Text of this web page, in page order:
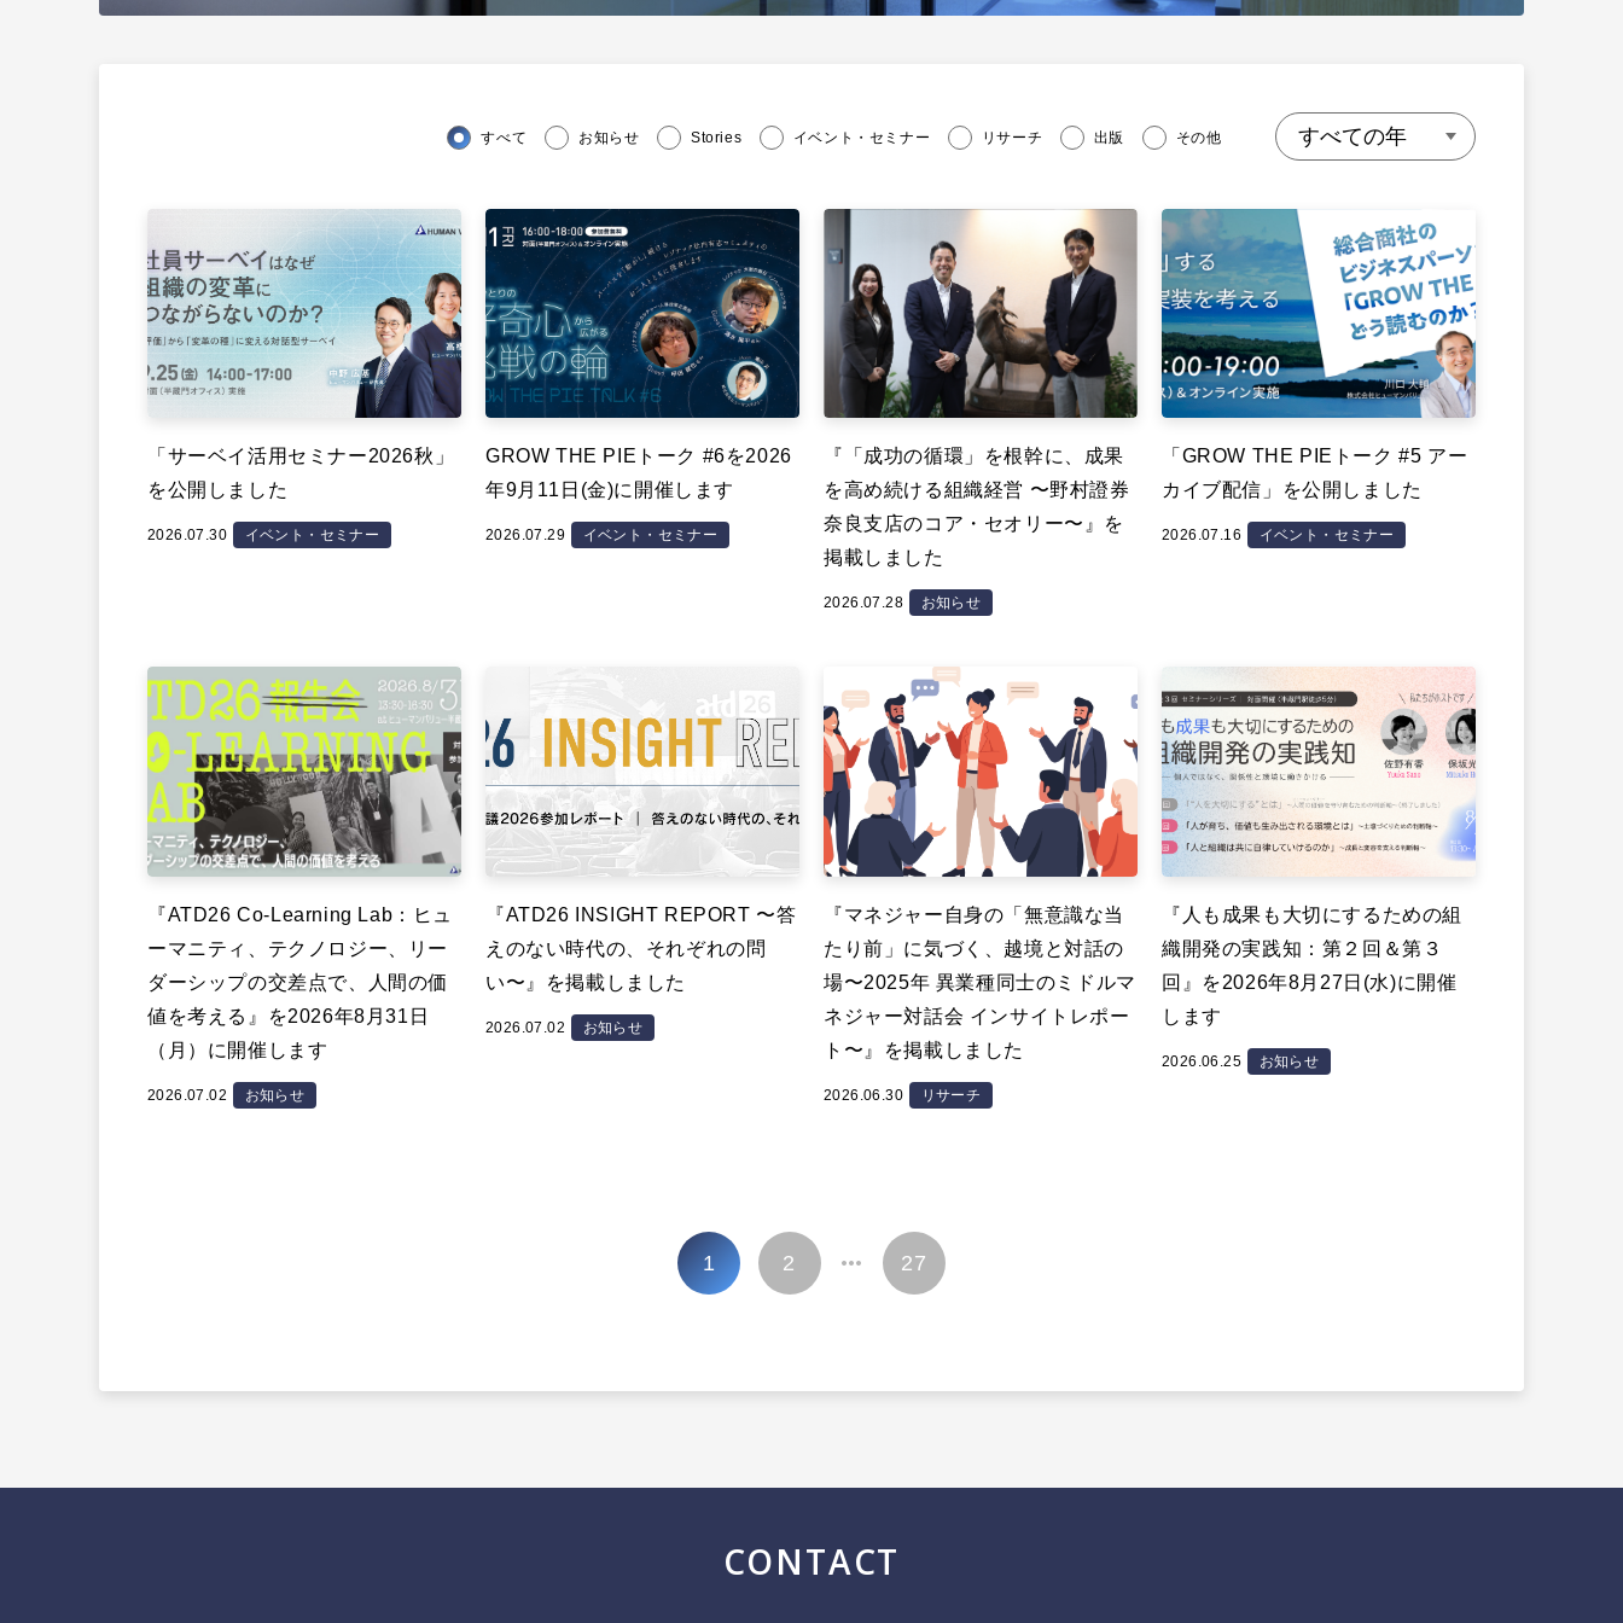
すべて お知らせ Stories イベント・セミナー リサーチ 出版 その他
「サーベイ活用セミナー2026秋」
を公開しました
2026.07.30 イベント・セミナー
GROW THE PIEトーク #6を2026
年9月11日(金)に開催します
2026.07.29 イベント・セミナー
『「成功の循環」を根幹に、成果
を高め続ける組織経営 〜野村證券
奈良支店のコア・セオリー〜』を
掲載しました
2026.07.28 お知らせ
「GROW THE PIEトーク #5 アー
カイブ配信」を公開しました
2026.07.16 イベント・セミナー
『ATD26 Co-Learning Lab：ヒュ
ーマニティ、テクノロジー、リー
ダーシップの交差点で、人間の価
値を考える』を2026年8月31日
（月）に開催します
2026.07.02 お知らせ
『ATD26 INSIGHT REPORT 〜答
えのない時代の、それぞれの問
い〜』を掲載しました
2026.07.02 お知らせ
『マネジャー自身の「無意識な当
たり前」に気づく、越境と対話の
場〜2025年 異業種同士のミドルマ
ネジャー対話会 インサイトレポー
ト〜』を掲載しました
2026.06.30 リサーチ
『人も成果も大切にするための組
織開発の実践知：第２回＆第３
回』を2026年8月27日(水)に開催
します
2026.06.25 お知らせ
り
1 2 27
CONTACT